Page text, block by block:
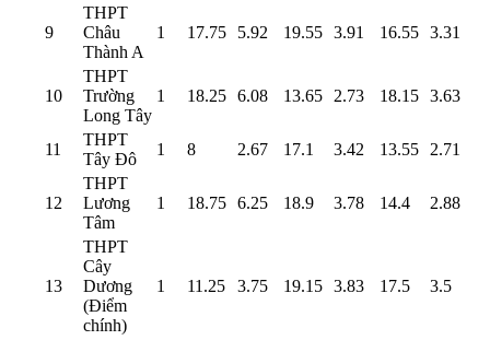
9
THPT
Châu
Thành A
1 17.75 5.92 19.55 3.91 16.55 3.31
10
THPT
Trường
Long Tây
1 18.25 6.08 13.65 2.73 18.15 3.63
11
THPT
Tây Đô
1 8 2.67 17.1 3.42 13.55 2.71
12
THPT
Lương
Tâm
1 18.75 6.25 18.9 3.78 14.4 2.88
13
THPT
Cây
Dương
(Điểm
chính)
1 11.25 3.75 19.15 3.83 17.5 3.5